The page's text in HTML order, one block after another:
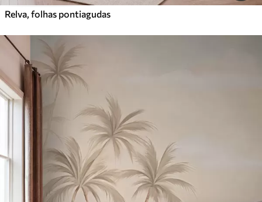
Relva, folhas pontiagudas